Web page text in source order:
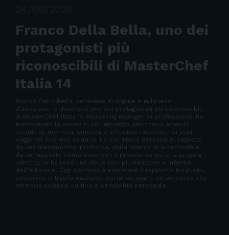
Franco Della Bella, uno dei
protagonisti più
riconoscibili di MasterChef
Italia 14
Franco Della Bella, veronese di origine e milanese
d’adozione, è diventato uno dei protagonisti più riconoscibili
di MasterChef Italia 14. Marketing manager di professione, ha
trasformato la cucina in un linguaggio identitario, unendo
creatività, memoria emotiva e influenze raccolte nei suoi
viaggi nel Sud-est asiatico. La sua storia personale, segnata
da una metamorfosi profonda, dalla ricerca di autenticità e
da un rapporto complesso con il proprio corpo e la propria
identità, lo ha reso una delle voci più narrative e intense
dell’edizione. Oggi continua a esplorare il rapporto tra gusto,
emozione e trasformazione, portando avanti un percorso che
intreccia scienza, cultura e sensibilità personale.